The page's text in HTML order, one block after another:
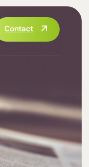
Contact